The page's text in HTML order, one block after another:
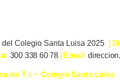
Colegio Santa Luisa 2025 |
300 338 60 78 | Email:
de T.I. – Colegio Santa Luisa